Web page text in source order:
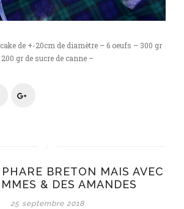
de +-20cm de diamètre – 6 oeufs – 300 gr
200 gr de sucre de canne –
BRETON MAIS AVEC
& DES AMANDES
25 septembre 2018